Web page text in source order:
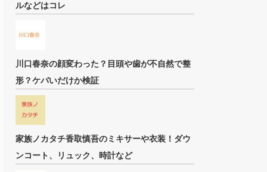
ルなどはコレ
川口春奈の顔変わった？目頭や歯が不自然で整
形？ケバいだけか検証
家族ノカタチ香取慎吾のミキサーや衣装！ダウ
ンコート、リュック、時計など